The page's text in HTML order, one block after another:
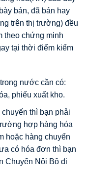
bán, đã bán hay
trên thị trường) đều
theo chứng minh
tại thời điểm kiểm
nước cần có:
phiếu xuất kho.
thì bạn phải
hợp hàng hóa
hoặc hàng chuyển
có hóa đơn thì bạn
Chuyển Nội Bộ đi